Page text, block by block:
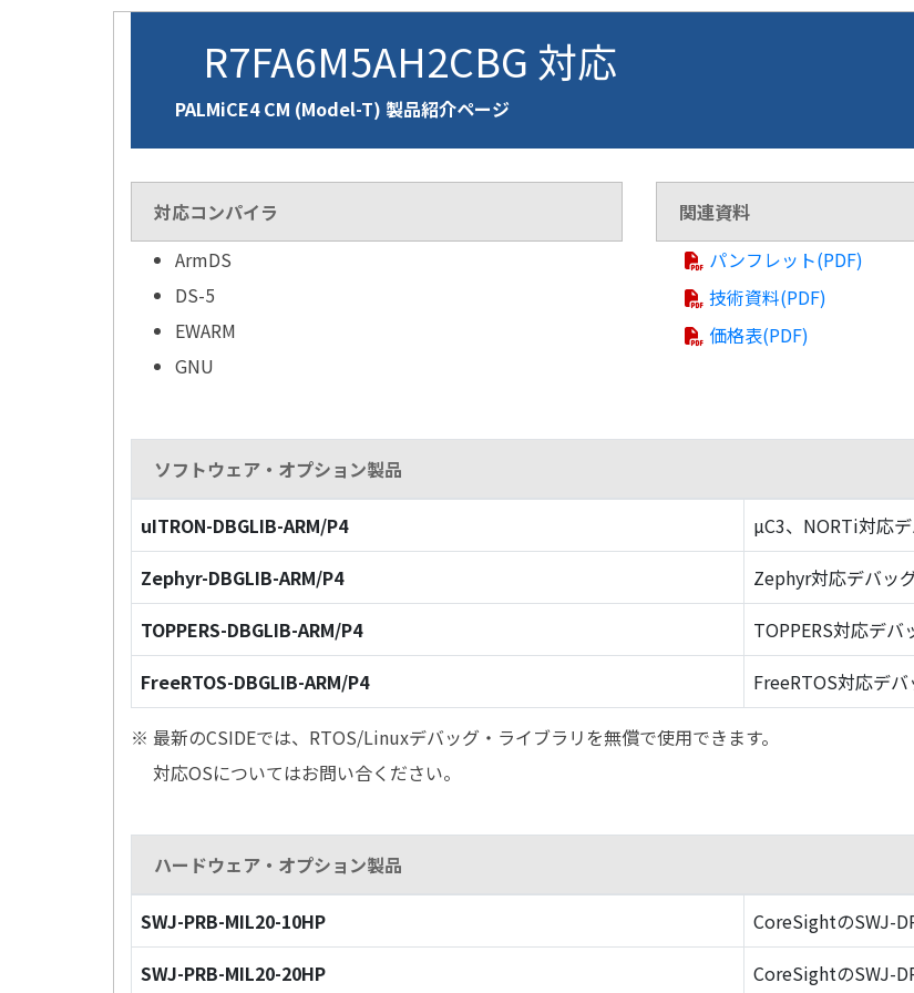
R7FA6M5AH2CBG 対応
PALMiCE4 CM (Model-T) 製品紹介ページ
対応コンパイラ
ArmDS
DS-5
EWARM
GNU
関連資料
パンフレット(PDF)
技術資料(PDF)
価格表(PDF)
ソフトウェア・オプション製品
uITRON-DBGLIB-ARM/P4
µC3、NORTi対応
Zephyr-DBGLIB-ARM/P4
Zephyr対応デバッ
TOPPERS-DBGLIB-ARM/P4
TOPPERS対応デバ
FreeRTOS-DBGLIB-ARM/P4
FreeRTOS対応デ
※ 最新のCSIDEでは、RTOS/Linuxデバッグ・ライブラリを無償で使用できます。
対応OSについてはお問い合ください。
ハードウェア・オプション製品
SWJ-PRB-MIL20-10HP
CoreSightのSWJ-
SWJ-PRB-MIL20-20HP
CoreSightのSWJ-